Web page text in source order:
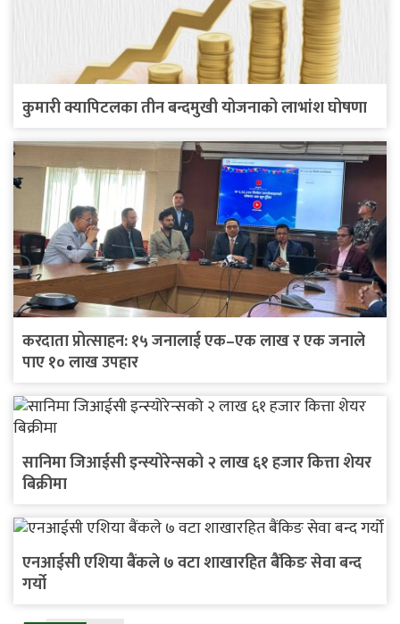
कुमारी क्यापिटलका तीन बन्दमुखी योजनाको लाभांश घोषणा
करदाता प्रोत्साहन: १५ जनालाई एक–एक लाख र एक जनाले
पाए १० लाख उपहार
सानिमा जिआईसी इन्स्योरेन्सको २ लाख ६१ हजार कित्ता शेयर
बिक्रीमा
एनआईसी एशिया बैंकले ७ वटा शाखारहित बैंकिङ सेवा बन्द
गर्यो